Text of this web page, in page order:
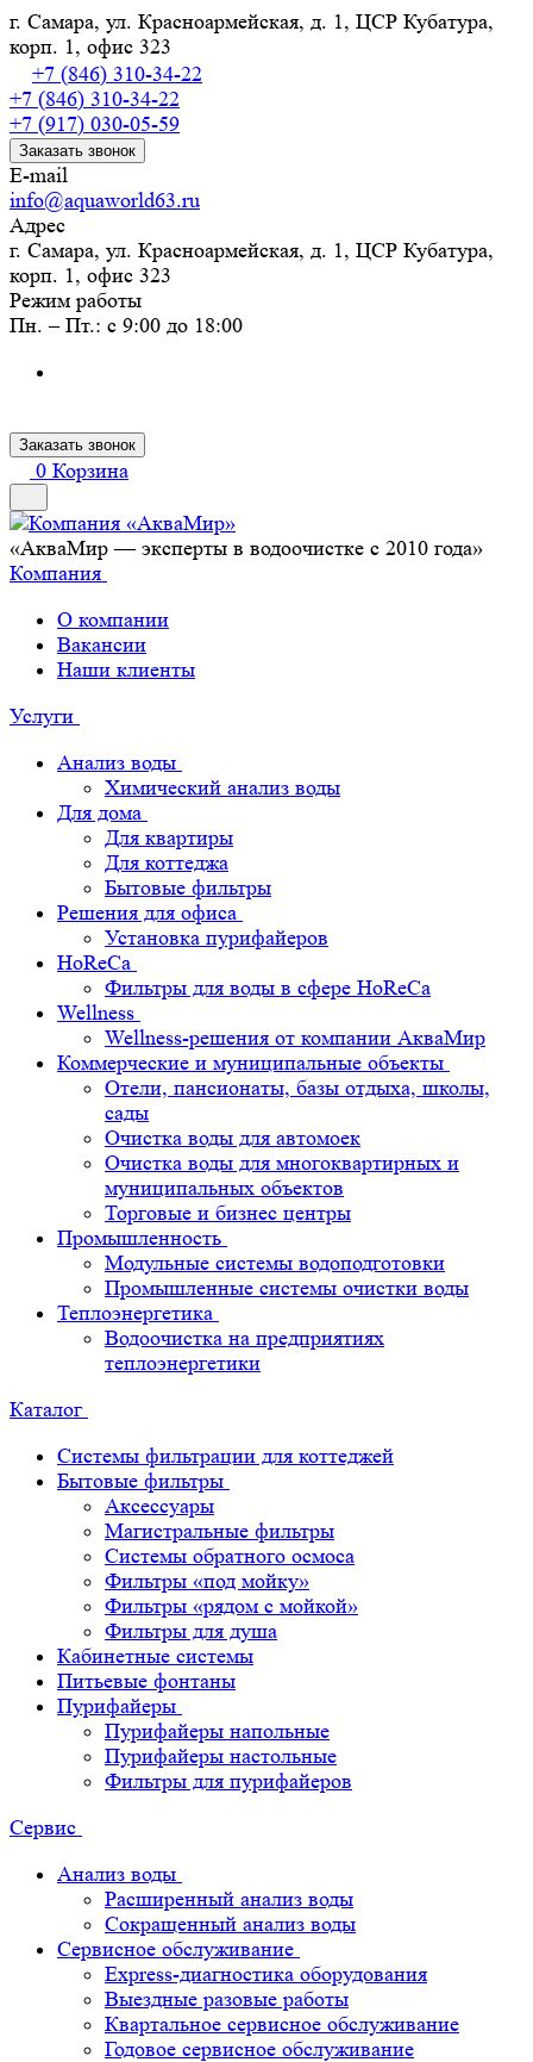
г. Самара, ул. Красноармейская, д. 1, ЦСР Кубатура,
корп. 1, офис 323
+7 (846) 310-34-22
+7 (846) 310-34-22
+7 (917) 030-05-59
Заказать звонок
E-mail
info@aquaworld63.ru
Адрес
г. Самара, ул. Красноармейская, д. 1, ЦСР Кубатура,
корп. 1, офис 323
Режим работы
Пн. – Пт.: с 9:00 до 18:00
Заказать звонок
0 Корзина
«АкваМир — эксперты в водоочистке с 2010 года»
Компания
О компании
Вакансии
Наши клиенты
Услуги
Анализ воды
Химический анализ воды
Для дома
Для квартиры
Для коттеджа
Бытовые фильтры
Решения для офиса
Установка пурифайеров
HoReCa
Фильтры для воды в сфере HoReCa
Wellness
Wellness-решения от компании АкваМир
Коммерческие и муниципальные объекты
Отели, пансионаты, базы отдыха, школы,
сады
Очистка воды для автомоек
Очистка воды для многоквартирных и
муниципальных объектов
Торговые и бизнес центры
Промышленность
Модульные системы водоподготовки
Промышленные системы очистки воды
Теплоэнергетика
Водоочистка на предприятиях
теплоэнергетики
Каталог
Системы фильтрации для коттеджей
Бытовые фильтры
Аксессуары
Магистральные фильтры
Системы обратного осмоса
Фильтры «под мойку»
Фильтры «рядом с мойкой»
Фильтры для душа
Кабинетные системы
Питьевые фонтаны
Пурифайеры
Пурифайеры напольные
Пурифайеры настольные
Фильтры для пурифайеров
Сервис
Анализ воды
Расширенный анализ воды
Сокращенный анализ воды
Сервисное обслуживание
Express-диагностика оборудования
Выездные разовые работы
Квартальное сервисное обслуживание
Годовое сервисное обслуживание